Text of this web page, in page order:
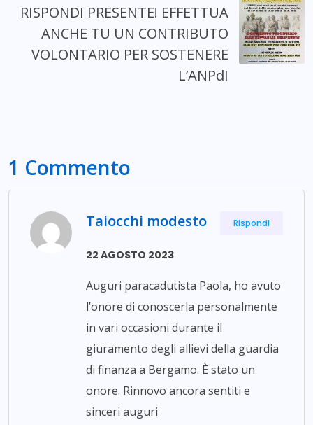
RISPONDI PRESENTE! EFFETTUA
ANCHE TU UN CONTRIBUTO
VOLONTARIO PER SOSTENERE
L’ANPdI
1 Commento
Taiocchi modesto
22 AGOSTO 2023
Auguri paracadutista Paola, ho avuto
l’onore di conoscerla personalmente
in vari occasioni durante il
giuramento degli allievi della guardia
di finanza a Bergamo. È stato un
onore. Rinnovo ancora sentiti e
sinceri auguri
Rispondi